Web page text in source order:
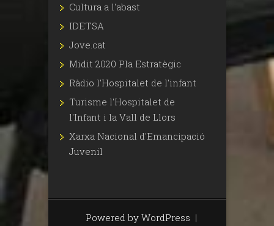
Cultura a l'abast
IDETSA
Jove.cat
Midit 2020 Pla Estratègic
Ràdio l'Hospitalet de l'infant
Turisme l'Hospitalet de
l'Infant i la Vall de Llors
Xarxa Nacional d'Emancipació
Juvenil
Powered by WordPress |